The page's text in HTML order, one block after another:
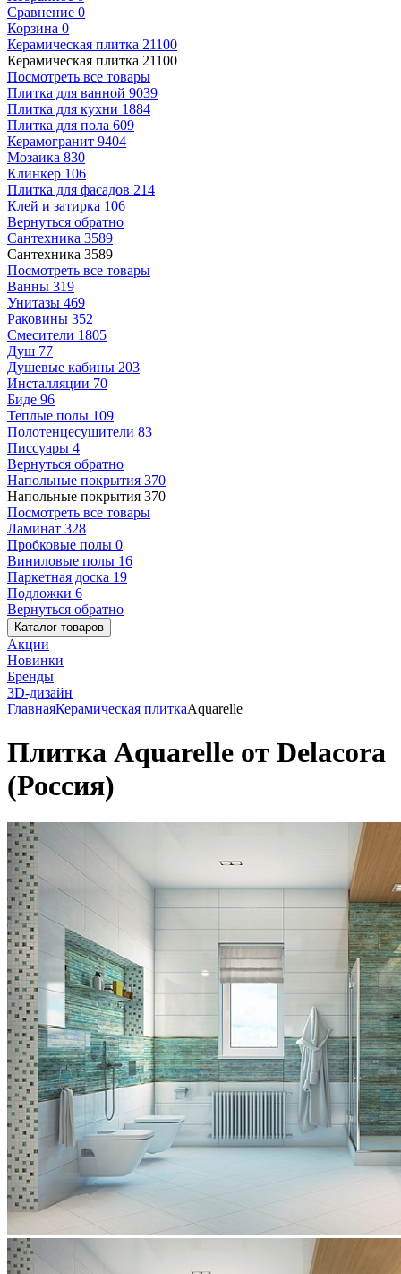
Сравнение 0
Корзина 0
Керамическая плитка 21100
Керамическая плитка 21100
Посмотреть все товары
Плитка для ванной 9039
Плитка для кухни 1884
Плитка для пола 609
Керамогранит 9404
Мозаика 830
Клинкер 106
Плитка для фасадов 214
Клей и затирка 106
Вернуться обратно
Сантехника 3589
Сантехника 3589
Посмотреть все товары
Ванны 319
Унитазы 469
Раковины 352
Смесители 1805
Душ 77
Душевые кабины 203
Инсталляции 70
Биде 96
Теплые полы 109
Полотенцесушители 83
Писсуары 4
Вернуться обратно
Напольные покрытия 370
Напольные покрытия 370
Посмотреть все товары
Ламинат 328
Пробковые полы 0
Виниловые полы 16
Паркетная доска 19
Подложки 6
Вернуться обратно
Каталог товаров
Акции
Новинки
Бренды
3D-дизайн
ГлавнаяКерамическая плиткаAquarelle
Плитка Aquarelle от Delacora
(Россия)